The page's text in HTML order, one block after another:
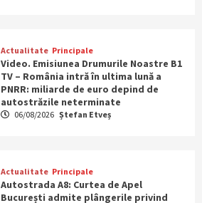
Actualitate Principale
Video. Emisiunea Drumurile Noastre B1
TV – România intră în ultima lună a
PNRR: miliarde de euro depind de
autostrăzile neterminate
06/08/2026 Ștefan Etveș
Actualitate Principale
Autostrada A8: Curtea de Apel
București admite plângerile privind